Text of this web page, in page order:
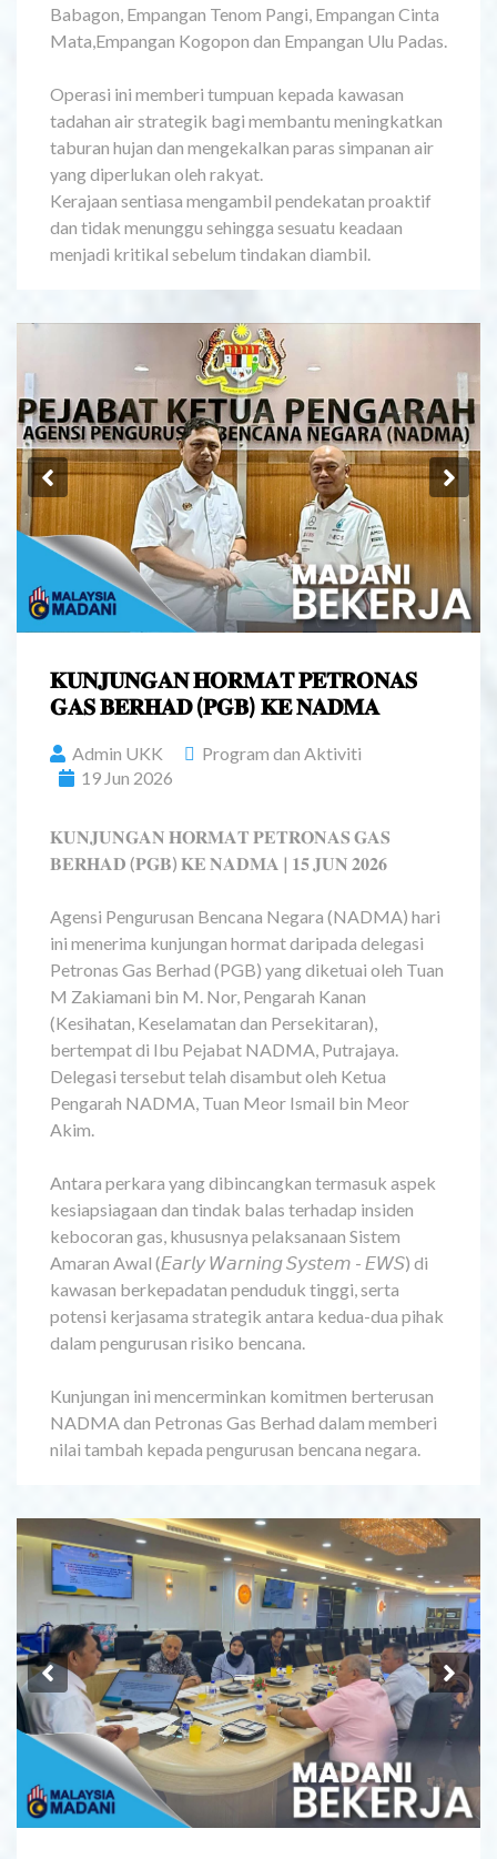
Babagon, Empangan Tenom Pangi, Empangan Cinta
Mata,Empangan Kogopon dan Empangan Ulu Padas.
Operasi ini memberi tumpuan kepada kawasan
tadahan air strategik bagi membantu meningkatkan
taburan hujan dan mengekalkan paras simpanan air
yang diperlukan oleh rakyat.
Kerajaan sentiasa mengambil pendekatan proaktif
dan tidak menunggu sehingga sesuatu keadaan
menjadi kritikal sebelum tindakan diambil.
Previous
𝐊𝐔𝐍𝐉𝐔𝐍𝐆𝐀𝐍 𝐇𝐎𝐑𝐌𝐀𝐓 𝐏𝐄𝐓𝐑𝐎𝐍𝐀𝐒
𝐆𝐀𝐒 𝐁𝐄𝐑𝐇𝐀𝐃 (𝐏𝐆𝐁) 𝐊𝐄 𝐍𝐀𝐃𝐌𝐀
Admin UKK
Program dan Aktiviti
19 Jun 2026
𝐊𝐔𝐍𝐉𝐔𝐍𝐆𝐀𝐍 𝐇𝐎𝐑𝐌𝐀𝐓 𝐏𝐄𝐓𝐑𝐎𝐍𝐀𝐒 𝐆𝐀𝐒
𝐁𝐄𝐑𝐇𝐀𝐃 (𝐏𝐆𝐁) 𝐊𝐄 𝐍𝐀𝐃𝐌𝐀 | 𝟏𝟓 𝐉𝐔𝐍 𝟐𝟎𝟐𝟔
Agensi Pengurusan Bencana Negara (NADMA) hari
ini menerima kunjungan hormat daripada delegasi
Petronas Gas Berhad (PGB) yang diketuai oleh Tuan
M Zakiamani bin M. Nor, Pengarah Kanan
(Kesihatan, Keselamatan dan Persekitaran),
bertempat di Ibu Pejabat NADMA, Putrajaya.
Delegasi tersebut telah disambut oleh Ketua
Pengarah NADMA, Tuan Meor Ismail bin Meor
Akim.
Antara perkara yang dibincangkan termasuk aspek
kesiapsiagaan dan tindak balas terhadap insiden
kebocoran gas, khususnya pelaksanaan Sistem
Amaran Awal (𝘌𝘢𝘳𝘭𝘺 𝘞𝘢𝘳𝘯𝘪𝘯𝘨 𝘚𝘺𝘴𝘵𝘦𝘮 - 𝘌𝘞𝘚) di
kawasan berkepadatan penduduk tinggi, serta
potensi kerjasama strategik antara kedua-dua pihak
dalam pengurusan risiko bencana.
Kunjungan ini mencerminkan komitmen berterusan
NADMA dan Petronas Gas Berhad dalam memberi
nilai tambah kepada pengurusan bencana negara.
Previous